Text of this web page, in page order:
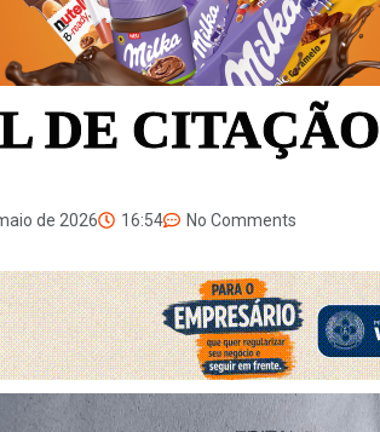
DE CITAÇÃO
de 2026 16:54 No Comments